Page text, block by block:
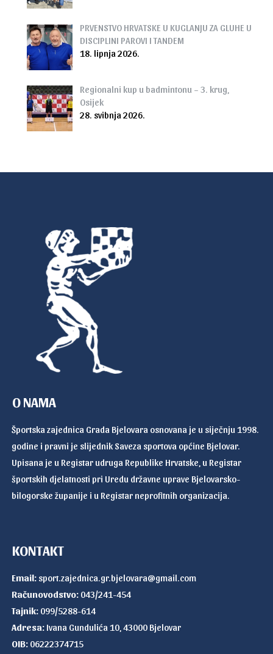
PRVENSTVO HRVATSKE U KUGLANJU ZA GLUHE U
DISCIPLINI PAROVI I TANDEM
18. lipnja 2026.
Regionalni kup u badmintonu – 3. krug,
Osijek
28. svibnja 2026.
O NAMA
Športska zajednica Grada Bjelovara osnovana je u siječnju 1998.
godine i pravni je slijednik Saveza sportova općine Bjelovar.
Upisana je u Registar udruga Republike Hrvatske, u Registar
športskih djelatnosti pri Uredu državne uprave Bjelovarsko-
bilogorske županije i u Registar neprofitnih organizacija.
KONTAKT
Email: sport.zajednica.gr.bjelovara@gmail.com
Računovodstvo: 043/241-454
Tajnik: 099/5288-614
Adresa: Ivana Gundulića 10, 43000 Bjelovar
OIB: 06222374715